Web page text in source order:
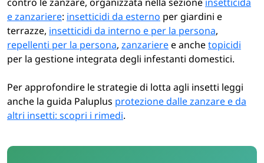
e zanzariere: insetticidi da esterno per giardini e
terrazze, insetticidi da interno e per la persona,
repellenti per la persona, zanzarieree anchetopicidi
per la gestione integrata degli infestanti domestici.
Per approfondire le strategie di lotta agli insetti leggi
anche la guida Paluplus protezione dalle zanzare e da
altri insetti: scopri i rimedi.